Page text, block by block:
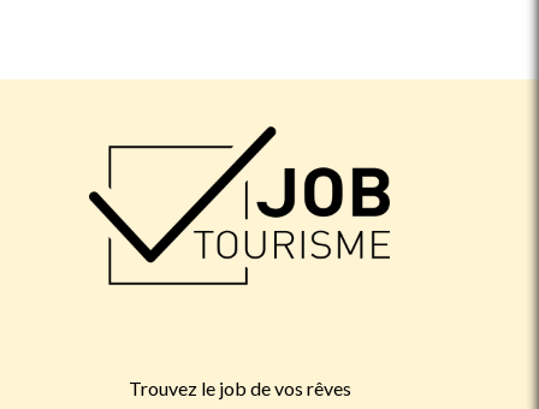
Trouvez le job de vos rêves